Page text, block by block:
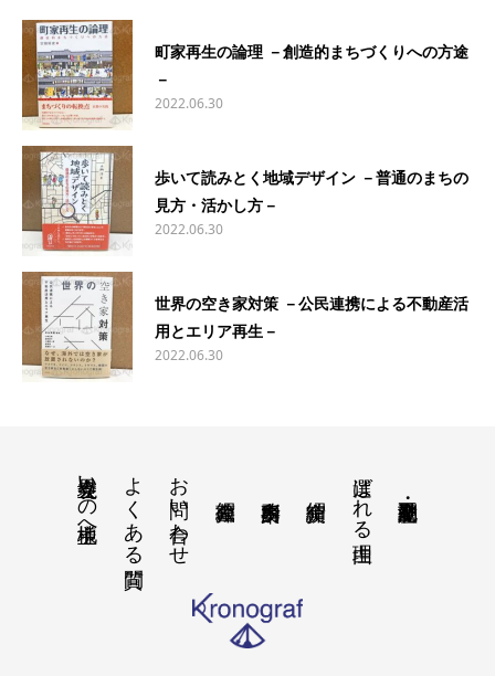
町家再生の論理 －創造的まちづくりへの方途
－
2022.06.30
歩いて読みとく地域デザイン －普通のまちの
見方・活かし方－
2022.06.30
世界の空き家対策 －公民連携による不動産活
用とエリア再生－
2022.06.30
選ばれる理由
お問い合わせ
よくある質問
境界立会いの地主様へ